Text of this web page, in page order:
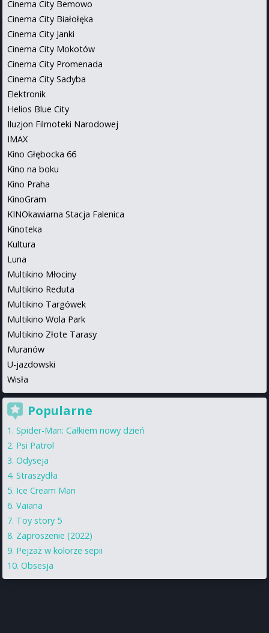
Cinema City Bemowo
Cinema City Białołęka
Cinema City Janki
Cinema City Mokotów
Cinema City Promenada
Cinema City Sadyba
Elektronik
Helios Blue City
Iluzjon Filmoteki Narodowej
IMAX
Kino Głębocka 66
Kino na boku
Kino Praha
KinoGram
KINOkawiarna Stacja Falenica
Kinoteka
Kultura
Luna
Multikino Młociny
Multikino Reduta
Multikino Targówek
Multikino Wola Park
Multikino Złote Tarasy
Muranów
U-jazdowski
Wisła
Popularne
Spider-Man: Całkiem nowy dzień
Psi Patrol
Odyseja
Straszydła
Ice Cream Man
Vaiana
Toy story 5
Zaproszenie (2022)
Pejzaż w kolorze sepii
Obsesja